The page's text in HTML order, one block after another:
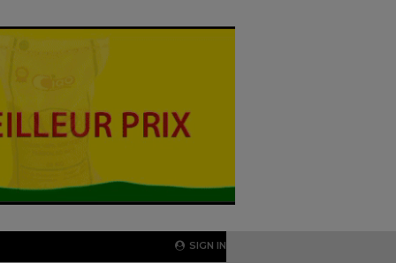
SIGN IN